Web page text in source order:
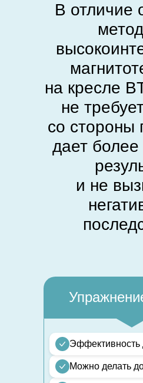
В отличие
на кресле
не
со стороны
дает
и не
Эффективность
Можно делать